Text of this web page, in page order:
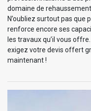
domaine de
N’oubliez surtout pas que
renforce encore ses
les travaux qu’il vous
exigez votre devis offert
maintenant !